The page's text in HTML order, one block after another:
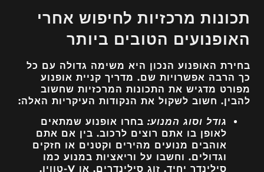
תכונות מרכזיות לחיפוש אחרי
האופנועים הטובים ביותר
בחירת האופנוע הנכון היא משימה גדולה עם כל
כך הרבה אפשרויות שם. מדריך קניית אופנוע
מפורט מדגיש את התכונות המרכזיות שחשוב
להבין. חשוב לשקול את הנקודות העיקריות האלה:
גודל וסוג המנוע: בחרו אופנוע שמתאים
לאופן בו אתם רוצים לרכוב. בין אם אתם
אוהבים מנועים מהירים וקטנים או חזקים
וגדולים. וחשבו על וריאציות במנוע כמו
סילינדר יחיד, זוג סילינדרים, או V-טווין.